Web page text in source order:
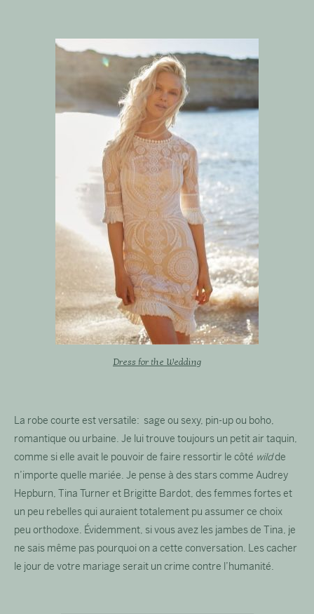
Dress for the Wedding
La robe courte est versatile: sage ou sexy, pin-up ou boho,
romantique ou urbaine. Je lui trouve toujours un petit air taquin,
comme si elle avait le pouvoir de faire ressortir le côté wildde
n’importe quelle mariée. Je pense à des stars comme Audrey
Hepburn, Tina Turner et Brigitte Bardot, des femmes fortes et
un peu rebelles qui auraient totalement pu assumer ce choix
peu orthodoxe. Évidemment, si vous avez les jambes de Tina, je
ne sais même pas pourquoi on a cette conversation. Les cacher
le jour de votre mariage serait un crime contre l’humanité.